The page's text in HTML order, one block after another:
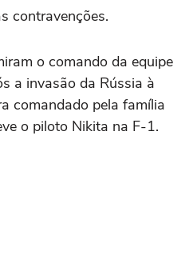
contravenções.
o comando da equipe
a invasão da Rússia à
comandado pela família
o piloto Nikita na F-1.